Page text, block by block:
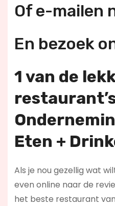
Of e-mailen
En bezoek
1 van de
Eten +
Als je nou gezellig wat
even online naar de
het beste restaurant